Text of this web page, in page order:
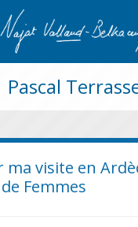
Pascal
ma visite en
Femmes